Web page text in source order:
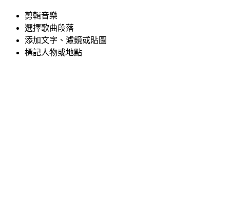
剪輯音樂
選擇歌曲段落
添加文字、濾鏡或貼圖
標記人物或地點